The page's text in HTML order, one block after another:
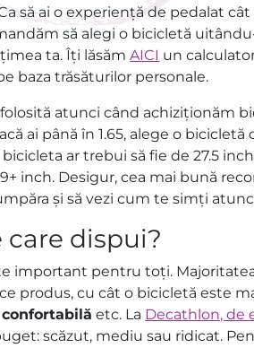
să ai o experiență de pedalat
să alegi o bicicletă
ta. Îți lăsămAICI un
baza trăsăturilor personale.
atunci când achiziționăm
ai până în 1.65, alege o
ar trebui să fie de 27.5
inch. Desigur, cea mai bună
și să vezi cum te simți
care dispui?
important pentru toți.
produs, cu cât o bicicletă este
confortabilă etc. La Decathlon, de
scăzut, mediu sau ridicat.